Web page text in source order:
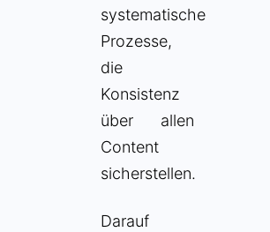
systematische
Prozesse,
die
Konsistenz
über allen
Content
sicherstellen.
Darauf